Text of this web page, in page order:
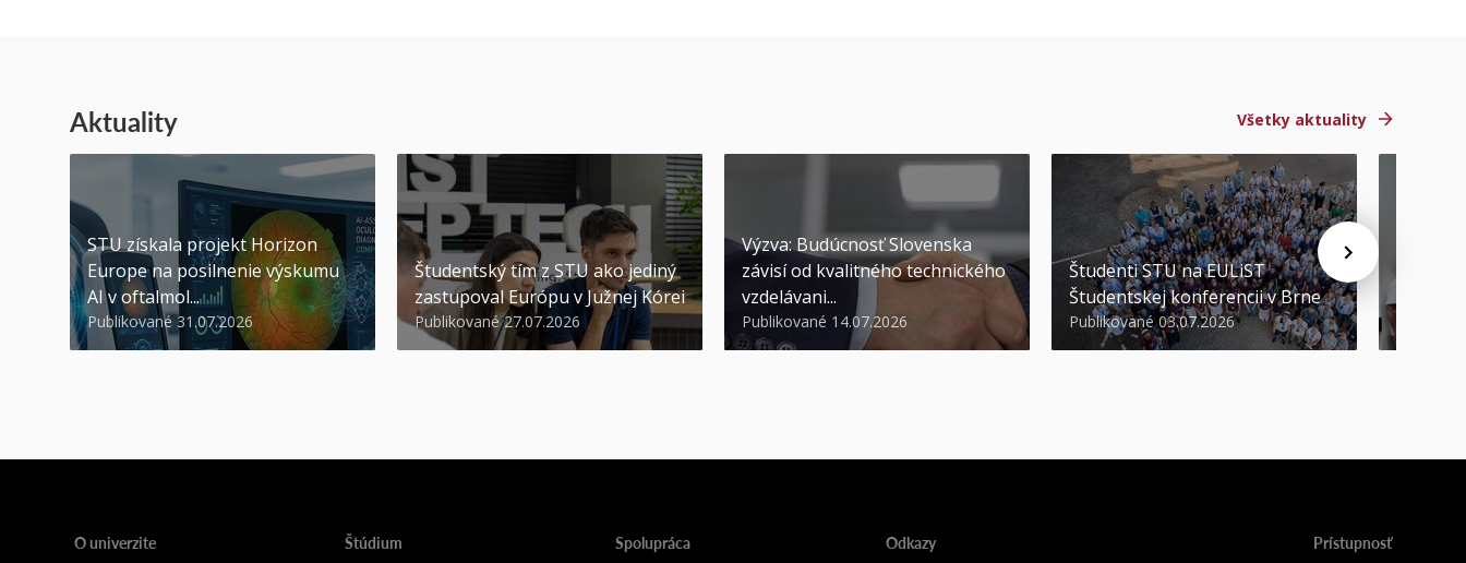
Aktuality Všetky aktuality
STU získala projekt Horizon
Europe na posilnenie výskumu
AI v oftalmol...
Publikované 31.07.2026
Študentský tím z STU ako jediný
zastupoval Európu v Južnej Kórei
Publikované 27.07.2026
Výzva: Budúcnosť Slovenska
závisí od kvalitného technického
vzdelávani...
Publikované 14.07.2026
Študenti STU na EULiST
Študentskej konferencii v Brne
Publikované 03.07.2026
O univerzite Štúdium Spolupráca Odkazy Prístupnosť